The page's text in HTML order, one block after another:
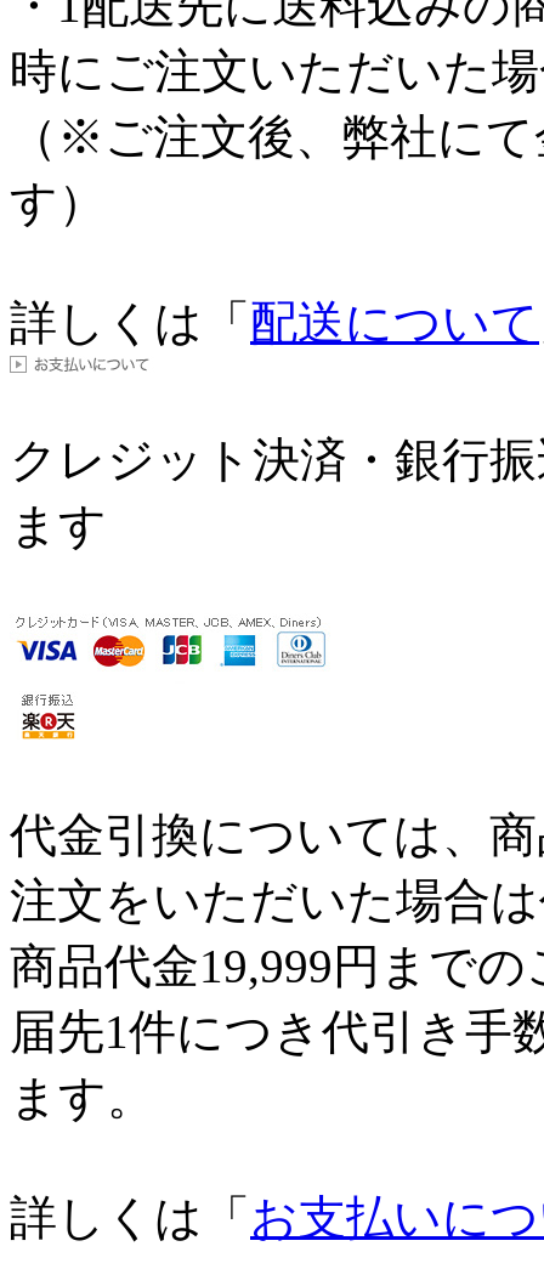
時にご注文いただいた
（※ご注文後、弊社に
す）
詳しくは「 配送について
クレジット決済・銀行
ます
代金引換については、
注文をいただいた場合
商品代金19,999円まで
届先1件につき代引き手
ます。
詳しくは「 お支払いに